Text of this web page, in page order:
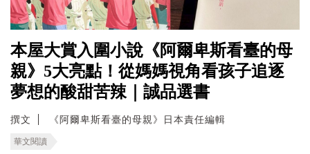
本屋大賞入圍小說《阿爾卑斯看臺的母
親》5大亮點！從媽媽視角看孩子追逐
夢想的酸甜苦辣｜誠品選書
撰文 《阿爾卑斯看臺的母親》日本責任編輯
華文閱讀